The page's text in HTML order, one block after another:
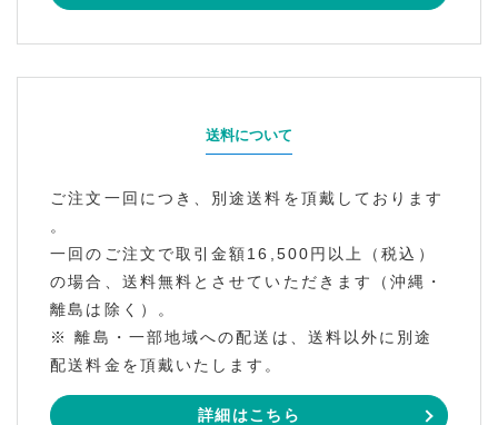
送料について
ご注文一回につき、別途送料を頂戴しております
。
一回のご注文で取引金額16,500円以上（税込）
の場合、送料無料とさせていただきます（沖縄・
離島は除く）。
※ 離島・一部地域への配送は、送料以外に別途
配送料金を頂戴いたします。
詳細はこちら